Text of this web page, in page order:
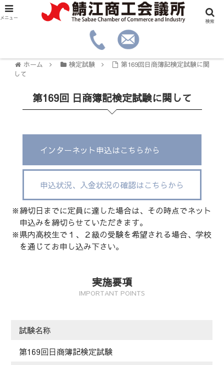
ホーム 検定試験
第169回日商簿記検定試験に関
して
第169回 日商簿記検定試験に関して
インターネット申込はこちらから
申込状況、入金状況の確認はこちらから
※締切日までに定員に達した場合は、その時点でネット
申込みを締切らせていただきます。
※県内高校生で１、２級の受験を希望される場合、学校
を通じてお申し込み下さい。
実施要項
IMPORTANT POINTS
試験名称
第169回日商簿記検定試験
メニュー
検索